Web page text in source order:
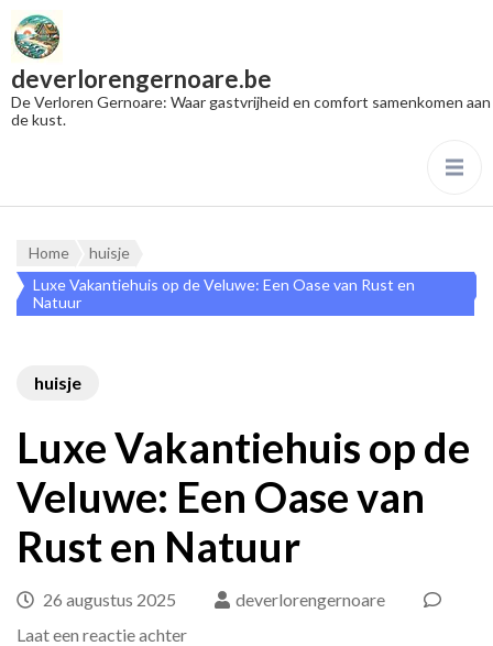
deverlorengernoare.be
De Verloren Gernoare: Waar gastvrijheid en comfort samenkomen aan
de kust.
Home
huisje
Luxe Vakantiehuis op de Veluwe: Een Oase van Rust en
Natuur
huisje
Luxe Vakantiehuis op de
Veluwe: Een Oase van
Rust en Natuur
26 augustus 2025
deverlorengernoare
Laat een reactie achterop